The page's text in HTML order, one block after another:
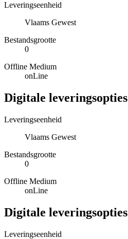
Leveringseenheid
Vlaams Gewest
Bestandsgrootte
0
Offline Medium
onLine
Digitale leveringsopties
Leveringseenheid
Vlaams Gewest
Bestandsgrootte
0
Offline Medium
onLine
Digitale leveringsopties
Leveringseenheid